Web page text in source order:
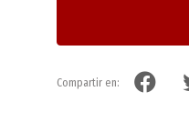
Compartir en: